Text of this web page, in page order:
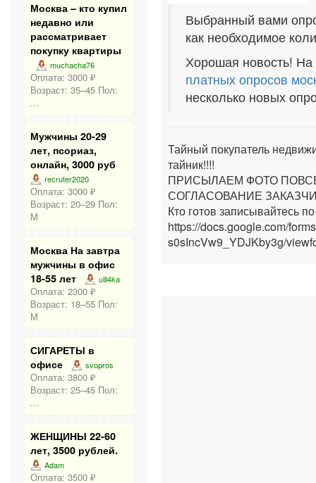
Москва – кто купил
недавно или
рассматривает
покупку квартиры
muchacha76
Оплата: 3000 ₽
Возраст: 35–45 Пол:
...
Мужчины 20-29
лет, псориаз,
онлайн, 3000 руб
recruter2020
Оплата: 3000 ₽
Возраст: 20–29 Пол:
М
Москва На завтра
мужчины в офис
18-55 лет
ulil4ka
Оплата: 2300 ₽
Возраст: 18–55 Пол:
М
СИГАРЕТЫ в
офисе
svopros
Оплата: 3800 ₽
Возраст: 25–45 Пол:
...
ЖЕНЩИНЫ 22-60
лет, 3500 рублей.
Adam
Оплата: 3500 ₽
Выбранный вами
как необходимое
Хорошая новость!
платных опросов
несколько новых
Тайный покупатель
тайник!!!!
ПРИСЫЛАЕМ ФОТО
СОГЛАСОВАНИЕ
Кто готов записывайтесь
https://docs.google.com/
s0sIncVw9_YDJKby3g/